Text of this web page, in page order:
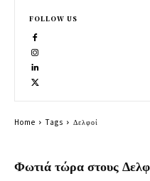
Φωτιά τώρα στους
FOLLOW US
Home Tags Δελφοί